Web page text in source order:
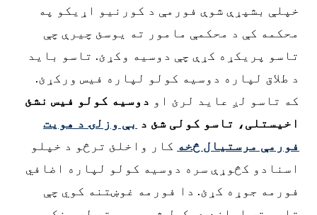
خپلې بشپړې شوې فورمې د کورنیو اړیکو په
محکمه کې د محکمې مامور ته یوسئ چیرې چې
تاسو پریکړه کړې چې دوسیه وکړئ. تاسو باید
د طلاق لپاره دوسیه کولو لپاره فیس ورکړئ.
که تاسو لږ عاید لرئ او دوسیه کولو فیس نشئ
اخیستلی، تاسو کولی شئ د بې وزلۍ د هویت
فورمې مرستیال څخه کار واخلئ ترڅو د خپلو
اسنادو کڅوړې سره دوسیه کولو لپاره اضافي
فورمه جوړه کړئ. دا فورمه غوښتنه کوي چې